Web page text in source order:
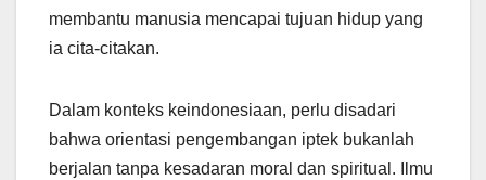
membantu manusia mencapai tujuan hidup yang
ia cita-citakan.
Dalam konteks keindonesiaan, perlu disadari
bahwa orientasi pengembangan iptek bukanlah
berjalan tanpa kesadaran moral dan spiritual. Ilmu